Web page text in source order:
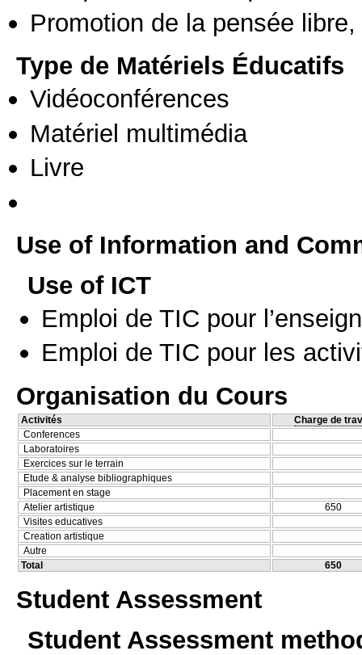
Promotion de la pensée
Type de Matériels Éducatifs
Vidéoconférences
Matériel multimédia
Livre
Use of Information and
Use of ICT
Emploi de TIC pour
Emploi de TIC pour les
Organisation du Cours
Activités
Charge de
Conferences
Laboratoires
Exercices sur le terrain
Etude & analyse bibliographiques
Placement en stage
Atelier artistique
650
Visites educatives
Creation artistique
Autre
Total
650
Student Assessment
Student Assessment